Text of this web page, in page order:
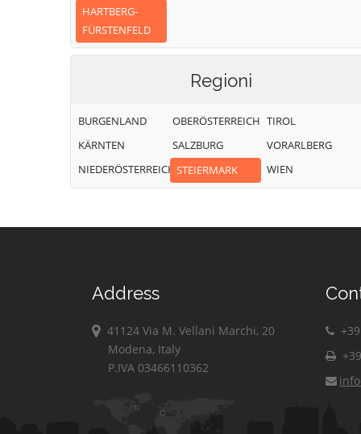
HARTBERG-
FÜRSTENFELD
Regioni
BURGENLAND
KÄRNTEN
NIEDERÖSTERREICH
OBERÖSTERREICH
SALZBURG
STEIERMARK
TIROL
VORARLBERG
WIEN
Address
41124 Via M. Vellani Marchi, 20
Modena, Italy
P.IVA 03466110362